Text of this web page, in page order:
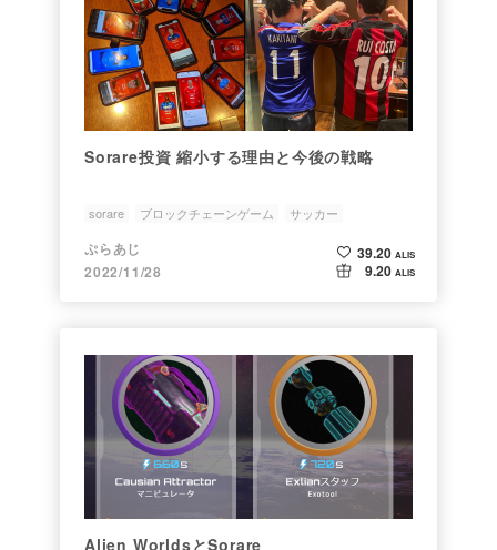
Sorare投資 縮小する理由と今後の戦略
sorare ブロックチェーンゲーム サッカー
ぷらあじ
2022/11/28
39.20 ALIS
9.20 ALIS
Alien WorldsとSorare